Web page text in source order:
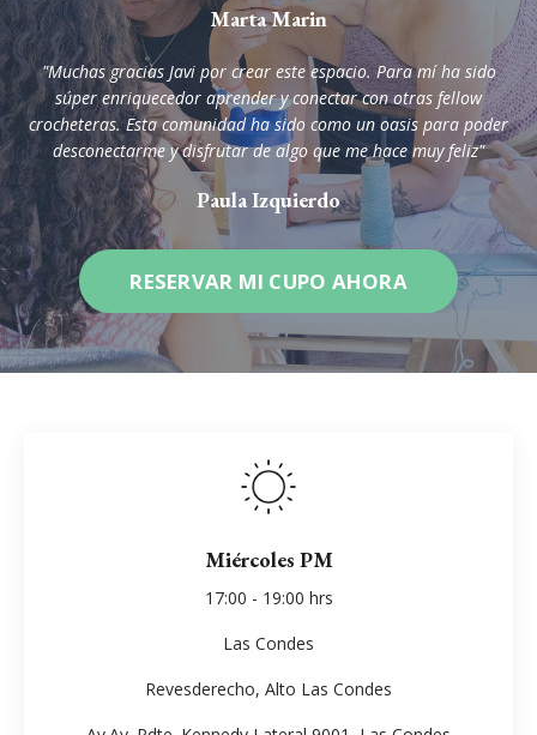
Marta Marin
"Muchas gracias Javi por crear este espacio. Para mí ha sido
súper enriquecedor aprender y conectar con otras fellow
crocheteras. Esta comunidad ha sido como un oasis para poder
desconectarme y disfrutar de algo que me hace muy feliz"
Paula Izquierdo
RESERVAR MI CUPO AHORA
Miércoles PM
17:00 - 19:00 hrs
Las Condes
Revesderecho, Alto Las Condes